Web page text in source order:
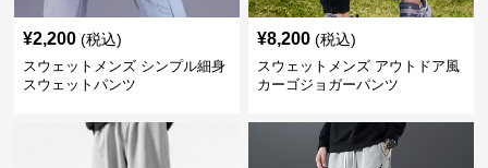
¥2,200 (税込)
スウェットメンズ シンプル細身
スウェットパンツ
¥8,200 (税込)
スウェットメンズ アウトドア風
カーゴジョガーパンツ